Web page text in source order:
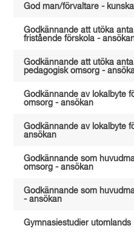
God man/förvaltare -
Godkännande att utöka
fristående förskola -
Godkännande att utöka
pedagogisk omsorg -
Godkännande av lokalbyte
omsorg - ansökan
Godkännande av lokalbyte
ansökan
Godkännande som
omsorg - ansökan
Godkännande som
- ansökan
Gymnasiestudier